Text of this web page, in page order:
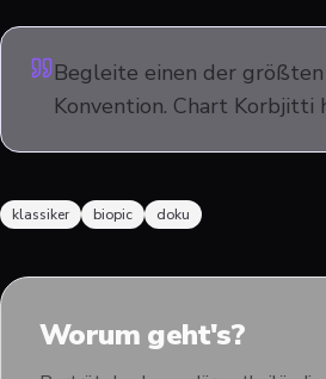
Begleite einen der
Konvention. Chart Korbjitti
klassiker biopic doku
Worum geht's?